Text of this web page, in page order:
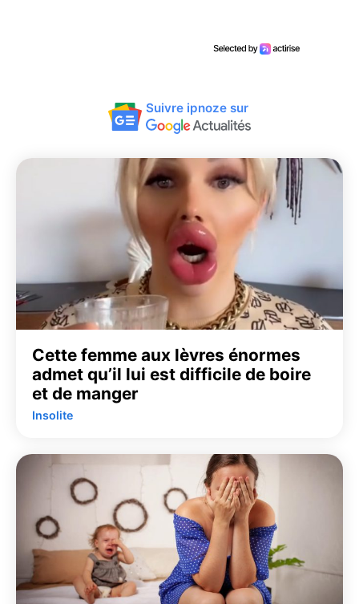
Suivre ipnoze sur
Cette femme aux lèvres énormes
admet qu’il lui est difficile de boire
et de manger
Insolite